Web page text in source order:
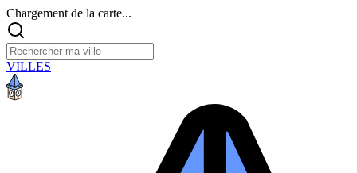
Chargement de la carte...
VILLES